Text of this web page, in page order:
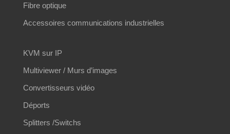
Fibre optique
Accessoires communications industrielles
KVM sur IP
Multiviewer / Murs d’images
Convertisseurs vidéo
Déports
Splitters /Switchs